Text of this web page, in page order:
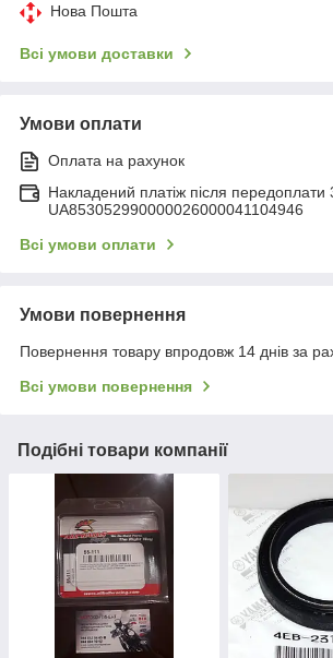
Нова Пошта
Всі умови доставки
Умови оплати
Оплата на рахунок
Накладений платіж після передоплати
UA853052990000026000041104946
Всі умови оплати
Умови повернення
Повернення товару впродовж 14 днів за
Всі умови повернення
Подібні товари компанії